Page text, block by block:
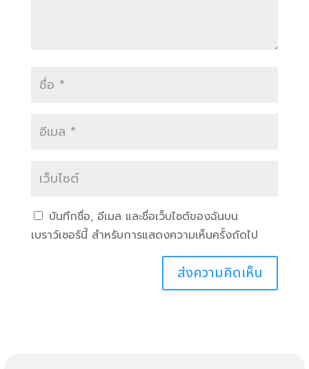
บันทึกชื่อ, อีเมล และชื่อเว็บไซต์ของฉันบน
เบราว์เซอร์นี้ สำหรับการแสดงความเห็นครั้งถัดไป